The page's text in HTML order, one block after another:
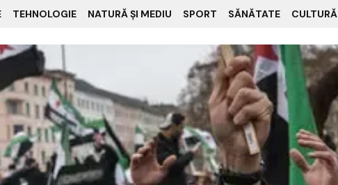
TEHNOLOGIE NATURĂ ȘI MEDIU SPORT SĂNĂTATE CULTURĂ